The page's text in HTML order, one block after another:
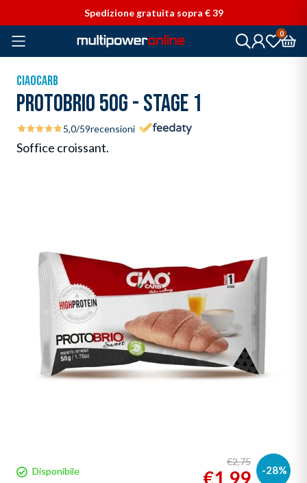
Spedizione gratuita sopra € 39
0
CIAOCARB
PROTOBRIO 50G - STAGE 1
5,0/59recensioni
Soffice croissant.
Disponibile -28%
€2,75
€1,99